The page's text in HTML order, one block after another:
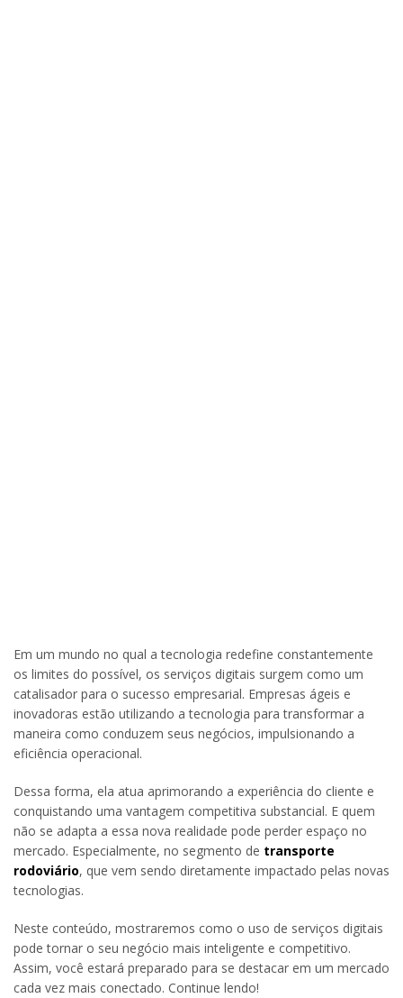
Em um mundo no qual a tecnologia redefine constantemente
os limites do possível, os serviços digitais surgem como um
catalisador para o sucesso empresarial. Empresas ágeis e
inovadoras estão utilizando a tecnologia para transformar a
maneira como conduzem seus negócios, impulsionando a
eficiência operacional.
Dessa forma, ela atua aprimorando a experiência do cliente e
conquistando uma vantagem competitiva substancial. E quem
não se adapta a essa nova realidade pode perder espaço no
mercado. Especialmente, no segmento de transporte
rodoviário, que vem sendo diretamente impactado pelas novas
tecnologias.
Neste conteúdo, mostraremos como o uso de serviços digitais
pode tornar o seu negócio mais inteligente e competitivo.
Assim, você estará preparado para se destacar em um mercado
cada vez mais conectado. Continue lendo!